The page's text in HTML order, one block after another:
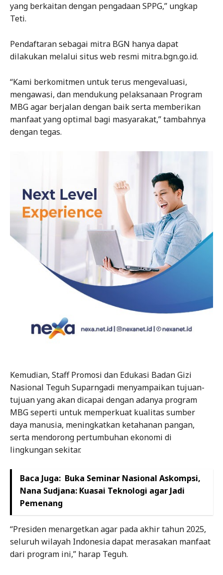
yang berkaitan dengan pengadaan SPPG,” ungkap
Teti.
Pendaftaran sebagai mitra BGN hanya dapat
dilakukan melalui situs web resmi mitra.bgn.go.id.
“Kami berkomitmen untuk terus mengevaluasi,
mengawasi, dan mendukung pelaksanaan Program
MBG agar berjalan dengan baik serta memberikan
manfaat yang optimal bagi masyarakat,” tambahnya
dengan tegas.
Kemudian, Staff Promosi dan Edukasi Badan Gizi
Nasional Teguh Suparngadi menyampaikan tujuan-
tujuan yang akan dicapai dengan adanya program
MBG seperti untuk memperkuat kualitas sumber
daya manusia, meningkatkan ketahanan pangan,
serta mendorong pertumbuhan ekonomi di
lingkungan sekitar.
Baca Juga: Buka Seminar Nasional Askompsi,
Nana Sudjana: Kuasai Teknologi agar Jadi
Pemenang
“Presiden menargetkan agar pada akhir tahun 2025,
seluruh wilayah Indonesia dapat merasakan manfaat
dari program ini,” harap Teguh.